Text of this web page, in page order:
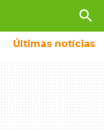
search
Últimas notícias